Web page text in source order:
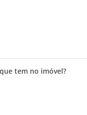
tem no imóvel?